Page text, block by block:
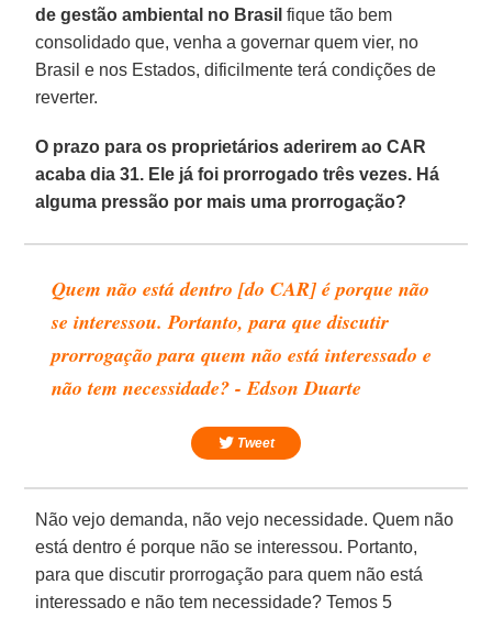
de gestão ambiental no Brasil fique tão bem
consolidado que, venha a governar quem vier, no
Brasil e nos Estados, dificilmente terá condições de
reverter.
O prazo para os proprietários aderirem ao CAR
acaba dia 31. Ele já foi prorrogado três vezes. Há
alguma pressão por mais uma prorrogação?
Quem não está dentro [do CAR] é porque não
se interessou. Portanto, para que discutir
prorrogação para quem não está interessado e
não tem necessidade? - Edson Duarte
Tweet
Não vejo demanda, não vejo necessidade. Quem não
está dentro é porque não se interessou. Portanto,
para que discutir prorrogação para quem não está
interessado e não tem necessidade? Temos 5